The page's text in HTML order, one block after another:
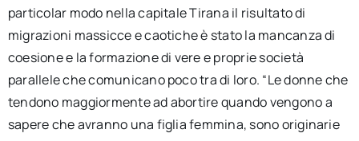
particolar modo nella capitale Tirana il risultato di
migrazioni massicce e caotiche è stato la mancanza di
coesione e la formazione di vere e proprie società
parallele che comunicano poco tra di loro. “Le donne che
tendono maggiormente ad abortire quando vengono a
sapere che avranno una figlia femmina, sono originarie